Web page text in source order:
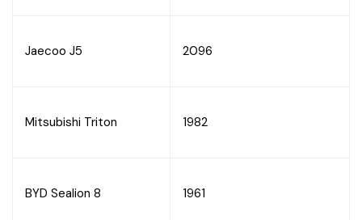
Jaecoo J5 2096
Mitsubishi Triton 1982
BYD Sealion 8 1961